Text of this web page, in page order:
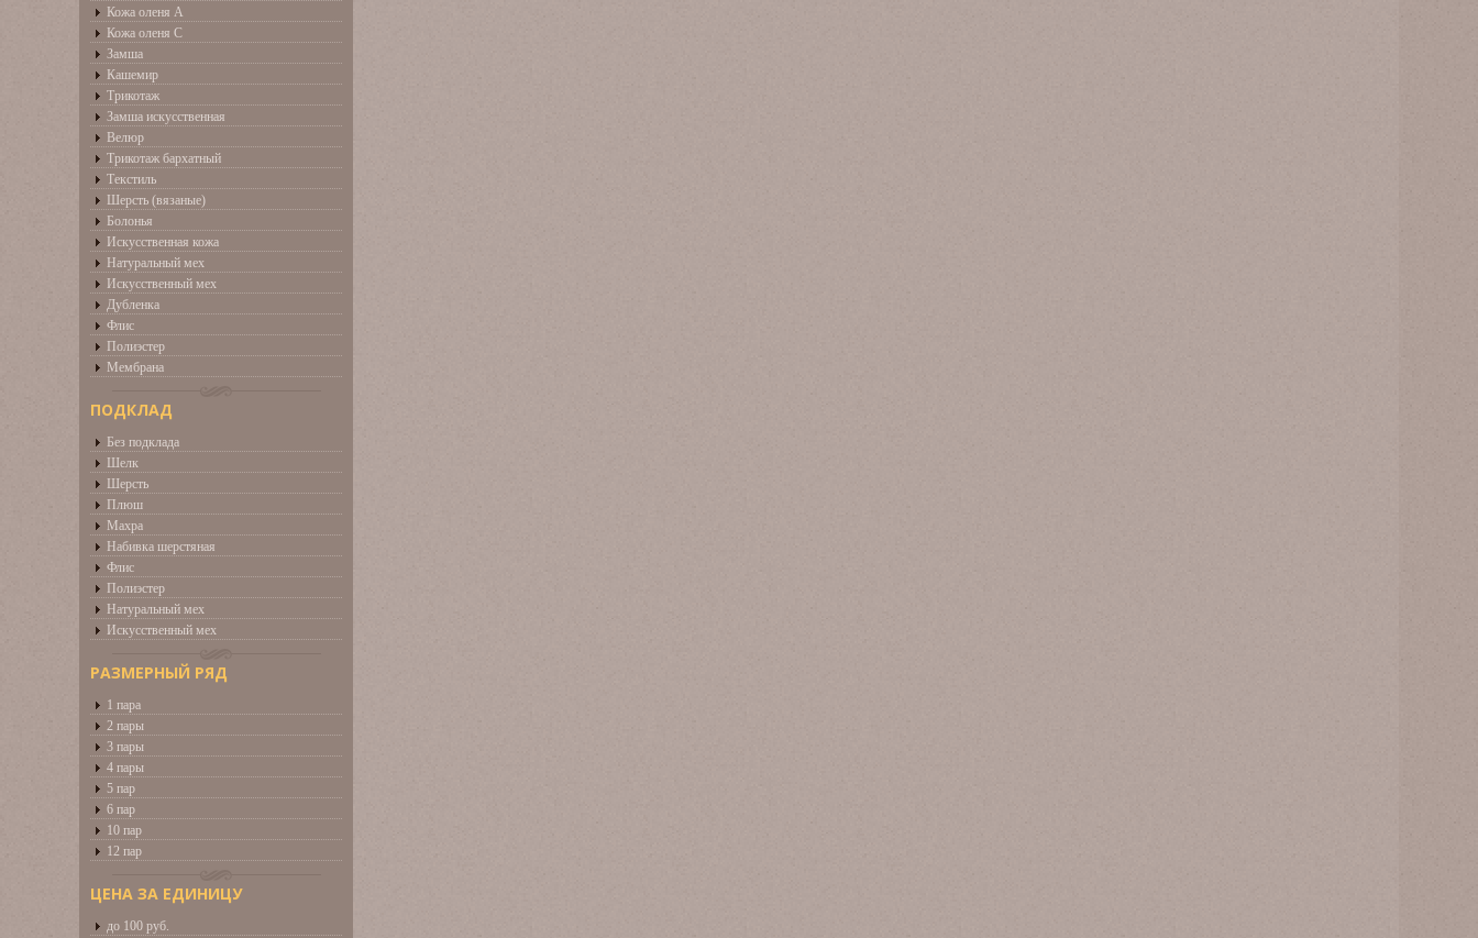
Кожа оленя А
Кожа оленя С
Замша
Кашемир
Трикотаж
Замша искусственная
Велюр
Трикотаж бархатный
Текстиль
Шерсть (вязаные)
Болонья
Искусственная кожа
Натуральный мех
Искусственный мех
Дубленка
Флис
Полиэстер
Мембрана
ПОДКЛАД
Без подклада
Шелк
Шерсть
Плюш
Махра
Набивка шерстяная
Флис
Полиэстер
Натуральный мех
Искусственный мех
РАЗМЕРНЫЙ РЯД
1 пара
2 пары
3 пары
4 пары
5 пар
6 пар
10 пар
12 пар
ЦЕНА ЗА ЕДИНИЦУ
до 100 руб.